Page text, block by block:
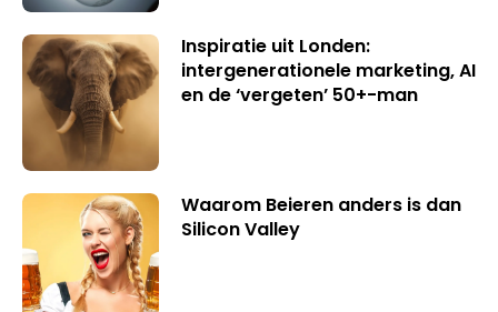
Inspiratie uit Londen:
intergenerationele marketing, AI
en de ‘vergeten’ 50+-man
Waarom Beieren anders is dan
Silicon Valley